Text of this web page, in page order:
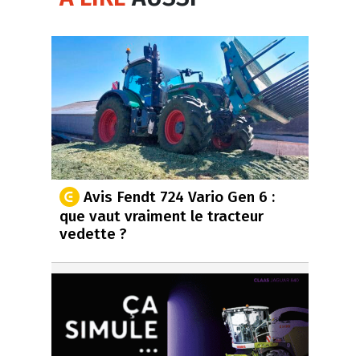
Avis Fendt 724 Vario Gen 6 :
que vaut vraiment le tracteur
vedette ?